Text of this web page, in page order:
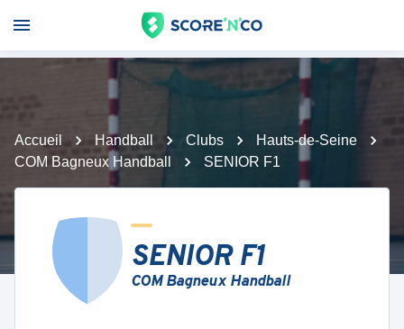
Accueil Handball Clubs
Hauts-de-Seine
COM Bagneux Handball
SENIOR F1
SENIOR F1
COM Bagneux Handball